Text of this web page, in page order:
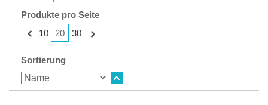
Produkte pro Seite
10
20 30
Sortierung